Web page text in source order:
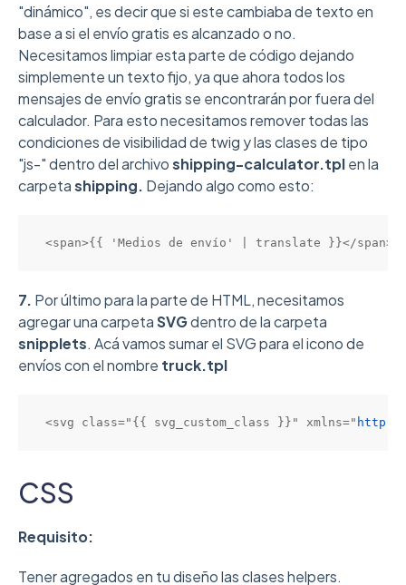
"dinámico", es decir que si este cambiaba de texto en
base a si el envío gratis es alcanzado o no.
Necesitamos limpiar esta parte de código dejando
simplemente un texto fijo, ya que ahora todos los
mensajes de envío gratis se encontrarán por fuera del
calculador. Para esto necesitamos remover todas las
condiciones de visibilidad de twig y las clases de tipo
"js-" dentro del archivoshipping-calculator.tplen la
carpetashipping. Dejando algo como esto:
<span>{{ 'Medios de envío' | translate }}</span>
7. Por último para la parte de HTML, necesitamos
agregar una carpetaSVGdentro de la carpeta
snipplets. Acá vamos sumar el SVG para el icono de
envíos con el nombre truck.tpl
<svg class="{{ svg_custom_class }}" xmlns=" http://
CSS
Requisito:
Tener agregados en tu diseño las clases helpers.